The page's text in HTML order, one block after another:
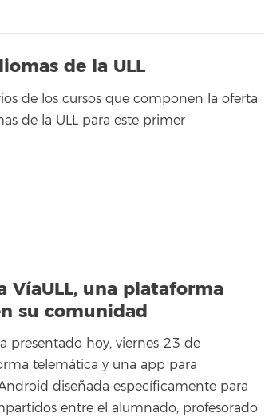
de la ULL
de los cursos que componen la oferta
de la ULL para este primer
VíaULL, una plataforma
su comunidad
presentado hoy, viernes 23 de
telemática y una app para
diseñada específicamente para
entre el alumnado, profesorado